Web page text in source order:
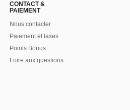
CONTACT &
PAIEMENT
Nous contacter
Paiement et taxes
Points Bonus
Foire aux questions